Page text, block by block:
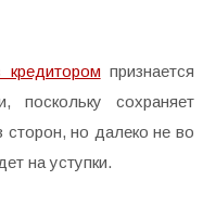
кредиторомпризнается
поскольку сохраняет
сторон, но далеко не во
на уступки.